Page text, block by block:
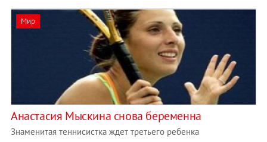
Мир
Анастасия Мыскина снова беременна
Знаменитая теннисистка ждет третьего ребенка